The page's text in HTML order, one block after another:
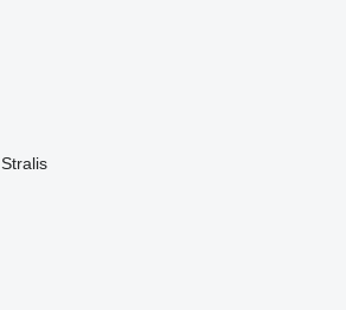
Stralis